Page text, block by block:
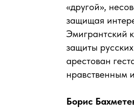
«другой»,
защищая
Эмигрантский
защиты
арестован
нравственным
Борис